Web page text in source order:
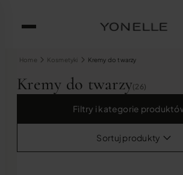
Home Kosmetyki Kremy do twarzy
Kremy do twarzy(26)
Filtry i kategorie
Sortuj produkty